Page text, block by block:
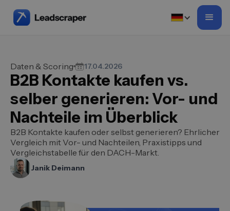
Daten & Scoring 17.04.2026
B2B Kontakte kaufen vs.
selber generieren: Vor- und
Nachteile im Überblick
B2B Kontakte kaufen oder selbst generieren? Ehrlicher
Vergleich mit Vor- und Nachteilen, Praxistipps und
Vergleichstabelle für den DACH-Markt.
Janik Deimann